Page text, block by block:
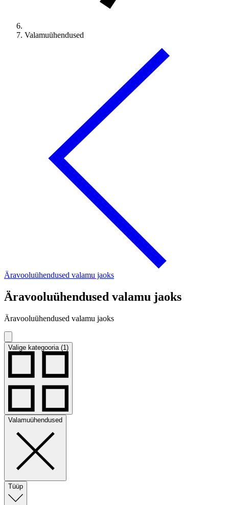
Valamuühendused
Äravooluühendused valamu jaoks
Äravooluühendused valamu jaoks
Äravooluühendused valamu jaoks
Valige kategooria (1)
Valamuühendused
Tüüp